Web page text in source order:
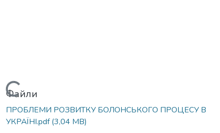
Вантажиться...
Файли
ПРОБЛЕМИ РОЗВИТКУ БОЛОНСЬКОГО ПРОЦЕСУ В
УКРАЇНІ.pdf(3,04 MB)